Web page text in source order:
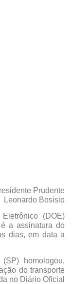
Prudente
Leonardo Bosisio
(DOE)
a assinatura do
dias, em data a
(SP)homologou,
do transporte
no Diário Oficial